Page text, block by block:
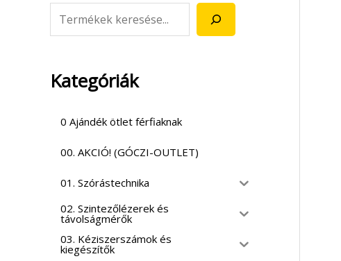
Kategóriák
0 Ajándék ötlet férfiaknak
00. AKCIÓ! (GÓCZI-OUTLET)
01. Szórástechnika
02. Szintezőlézerek és
távolságmérők
03. Kéziszerszámok és
kiegészítők